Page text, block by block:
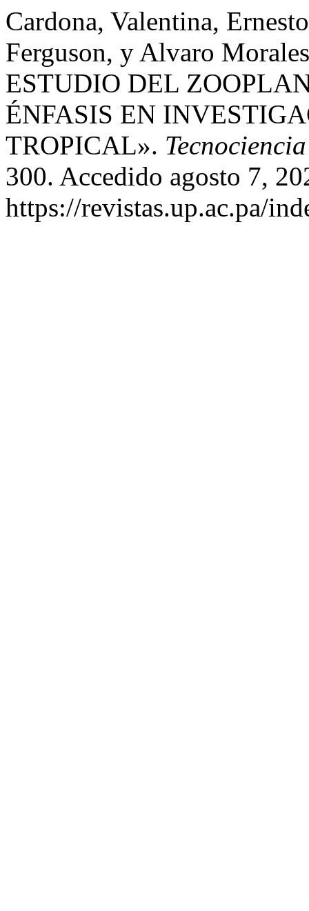
Cardona, Valentina,
Ferguson, y Alvaro
ESTUDIO DEL
ÉNFASIS EN
TROPICAL». Tecnociencia
300. Accedido agosto 7,
https://revistas.up.ac.pa/